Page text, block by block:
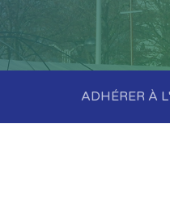
ADHÉRER À